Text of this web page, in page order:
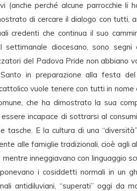
(anche perché alcune parrocchie li
di cercare il dialogo con tutti,
credenti che continua il suo
diocesano, sono segni
del Padova Pride non abbiano
in preparazione alla festa
vuole tenere con tutti in nome
che ha dimostrato la sua
incapace di sottrarsi al
E la cultura di una
alle famiglie tradizionali, cioè agli
inneggiavano con linguaggio
i cosiddetti normali in un
antidiluviani, “superati” oggi da